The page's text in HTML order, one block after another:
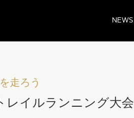
NEWS
走ろう
レイルランニング大会